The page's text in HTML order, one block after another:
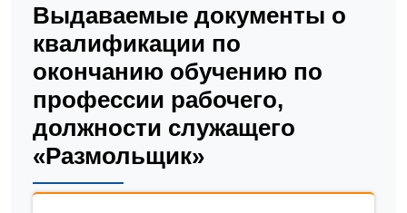
Выдаваемые документы о
квалификации по
окончанию обучению по
профессии рабочего,
должности служащего
«Размольщик»